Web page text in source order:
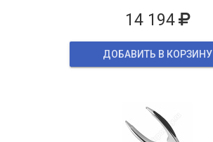
14 194
ДОБАВИТЬ В КОРЗИНУ